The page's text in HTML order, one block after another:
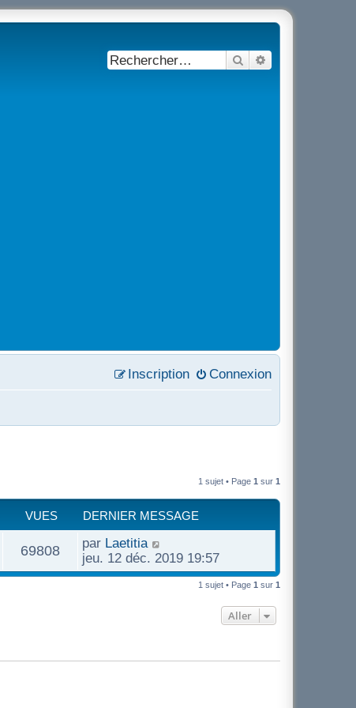
Rechercher
Connexion
Inscription
1 sujet • Page 1 sur 1
VUES DERNIER MESSAGE
69808V
u
D
e
r
e
par Laetitia
jeu. 12 déc. 2019 19:57
1 sujet • Page 1 sur 1
Aller